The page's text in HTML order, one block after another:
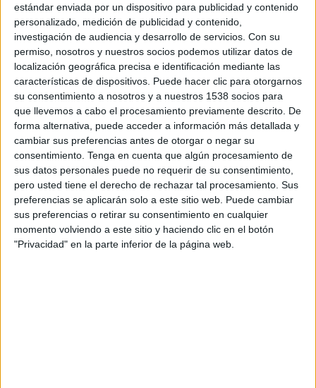
estándar enviada por un dispositivo para publicidad y contenido
personalizado, medición de publicidad y contenido,
investigación de audiencia y desarrollo de servicios. Con su
permiso, nosotros y nuestros socios podemos utilizar datos de
localización geográfica precisa e identificación mediante las
características de dispositivos. Puede hacer clic para otorgarnos
su consentimiento a nosotros y a nuestros 1538 socios para
que llevemos a cabo el procesamiento previamente descrito. De
forma alternativa, puede acceder a información más detallada y
cambiar sus preferencias antes de otorgar o negar su
consentimiento. Tenga en cuenta que algún procesamiento de
sus datos personales puede no requerir de su consentimiento,
pero usted tiene el derecho de rechazar tal procesamiento. Sus
preferencias se aplicarán solo a este sitio web. Puede cambiar
sus preferencias o retirar su consentimiento en cualquier
momento volviendo a este sitio y haciendo clic en el botón
"Privacidad" en la parte inferior de la página web.
con valores férreos basados en la honestidad, el
trabajo, el continuo aprendizaje, la ayuda al
prójimo y el amor. Valores que me han
acompañado siempre.
Mi padre me enseñó que tenía los mismos
derechos y obligaciones que cualquiera,
independientemente del sexo y que todo lo que
logrará sería por mi trabajo y esfuerzo y mi
madre me enseño a ser combativa, el trabajo
duro y la disciplina.
¿Cuál es tu cita o frase de cabecera?
En el templo de Apolo de Delfos estaba inscrito
un aforismo que nos habla del mayor trabajo del